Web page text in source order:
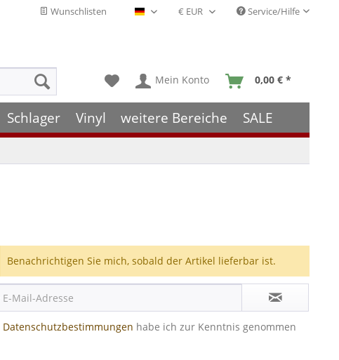
Wunschlisten Deutsch - DE Service/Hilfe
Mein Konto 0,00 € *
Schlager Vinyl weitere Bereiche SALE
Benachrichtigen Sie mich, sobald der Artikel lieferbar ist.
Datenschutzbestimmungen habe ich zur Kenntnis genommen